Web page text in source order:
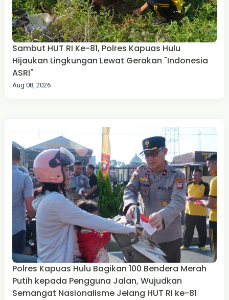
Sambut HUT RI Ke-81, Polres Kapuas Hulu
Hijaukan Lingkungan Lewat Gerakan "Indonesia
ASRI"
Aug 08, 2026
Polres Kapuas Hulu Bagikan 100 Bendera Merah
Putih kepada Pengguna Jalan, Wujudkan
Semangat Nasionalisme Jelang HUT RI ke-81